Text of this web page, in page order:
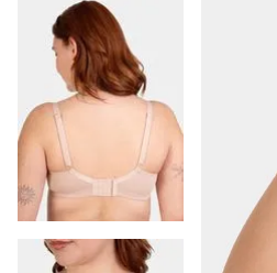
.
colaless
10. pack